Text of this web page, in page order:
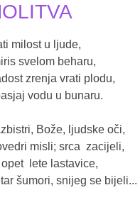
milost u ljude,
svelom beharu,
zrenja vrati plodu,
vodu u bunaru.
Bože, ljudske oči,
misli; srca  zacijeli,
lete lastavice,
šumori, snijeg se bijeli...